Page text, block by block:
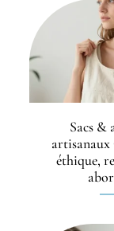
Sacs &
artisanaux
éthique,